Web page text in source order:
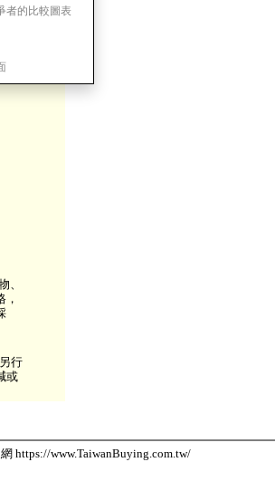
者的比較圖表
、
行
或
https://www.TaiwanBuying.com.tw/